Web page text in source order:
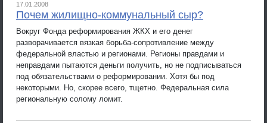
17.01.2008
Почем жилищно-коммунальный сыр?
Вокруг Фонда реформирования ЖКХ и его денег
разворачивается вязкая борьба-сопротивление между
федеральной властью и регионами. Регионы правдами и
неправдами пытаются деньги получить, но не подписываться
под обязательствами о реформировании. Хотя бы под
некоторыми. Но, скорее всего, тщетно. Федеральная сила
региональную солому ломит.